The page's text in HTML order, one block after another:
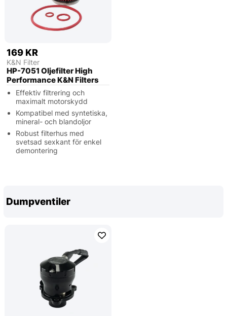
169 KR
K&N Filter
HP-7051 Oljefilter High
Performance K&N Filters
Effektiv filtrering och
maximalt motorskydd
Kompatibel med syntetiska,
mineral- och blandoljor
Robust filterhus med
svetsad sexkant för enkel
demontering
Dumpventiler